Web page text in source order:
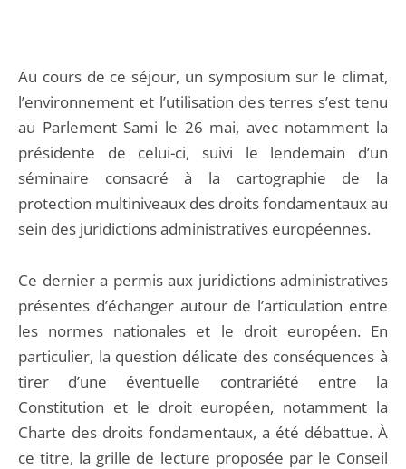
Au cours de ce séjour, un symposium sur le climat,
l’environnement et l’utilisation des terres s’est tenu
au Parlement Sami le 26 mai, avec notamment la
présidente de celui-ci, suivi le lendemain d’un
séminaire consacré à la cartographie de la
protection multiniveaux des droits fondamentaux au
sein des juridictions administratives européennes.
Ce dernier a permis aux juridictions administratives
présentes d’échanger autour de l’articulation entre
les normes nationales et le droit européen. En
particulier, la question délicate des conséquences à
tirer d’une éventuelle contrariété entre la
Constitution et le droit européen, notamment la
Charte des droits fondamentaux, a été débattue. À
ce titre, la grille de lecture proposée par le Conseil